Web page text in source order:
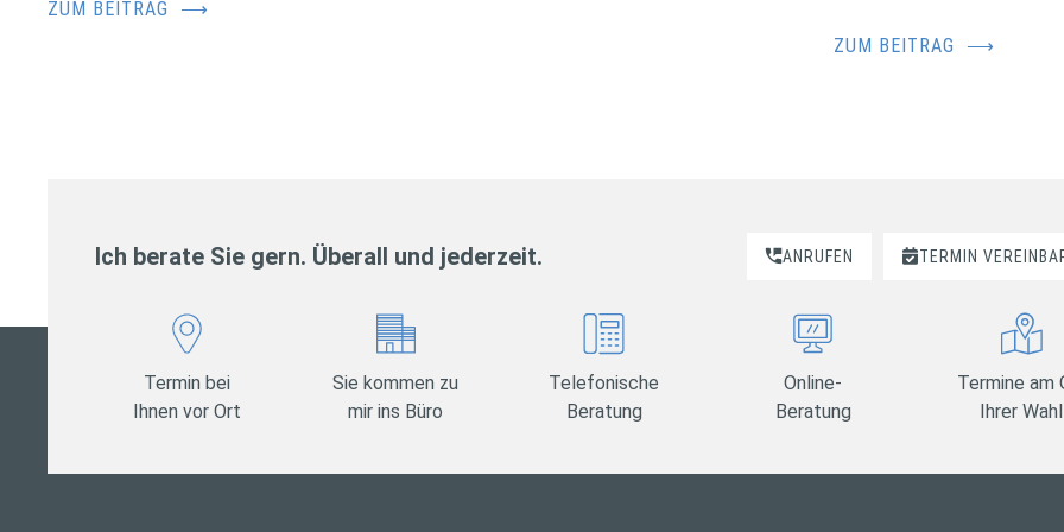
ZUM BEITRAG ⟶
ZUM BEITRAG ⟶
Ich berate Sie gern. Überall und jederzeit. ANRUFEN TERMIN
Termin bei
Ihnen vor Ort
Sie kommen zu
mir ins Büro
Telefonische
Beratung
Online-
Beratung
Termine am
Ihrer Wahl